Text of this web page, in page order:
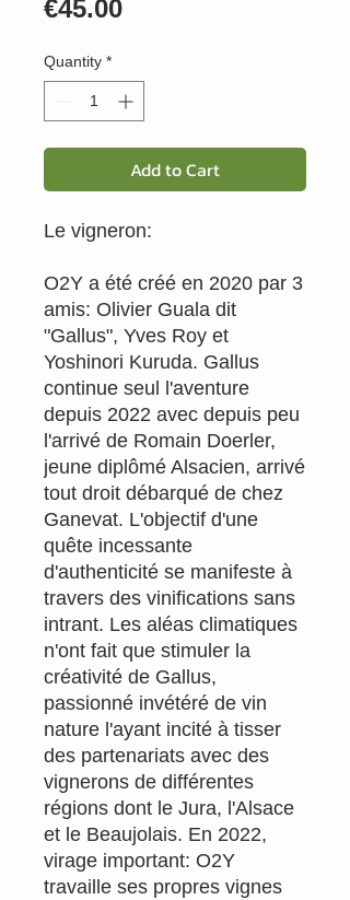
€45.00Price
Quantity *
Add to Cart
Le vigneron:
O2Y a été créé en 2020 par 3
amis: Olivier Guala dit
"Gallus", Yves Roy et
Yoshinori Kuruda. Gallus
continue seul l'aventure
depuis 2022 avec depuis peu
l'arrivé de Romain Doerler,
jeune diplômé Alsacien, arrivé
tout droit débarqué de chez
Ganevat. L'objectif d'une
quête incessante
d'authenticité se manifeste à
travers des vinifications sans
intrant. Les aléas climatiques
n'ont fait que stimuler la
créativité de Gallus,
passionné invétéré de vin
nature l'ayant incité à tisser
des partenariats avec des
vignerons de différentes
régions dont le Jura, l'Alsace
et le Beaujolais. En 2022,
virage important: O2Y
travaille ses propres vignes